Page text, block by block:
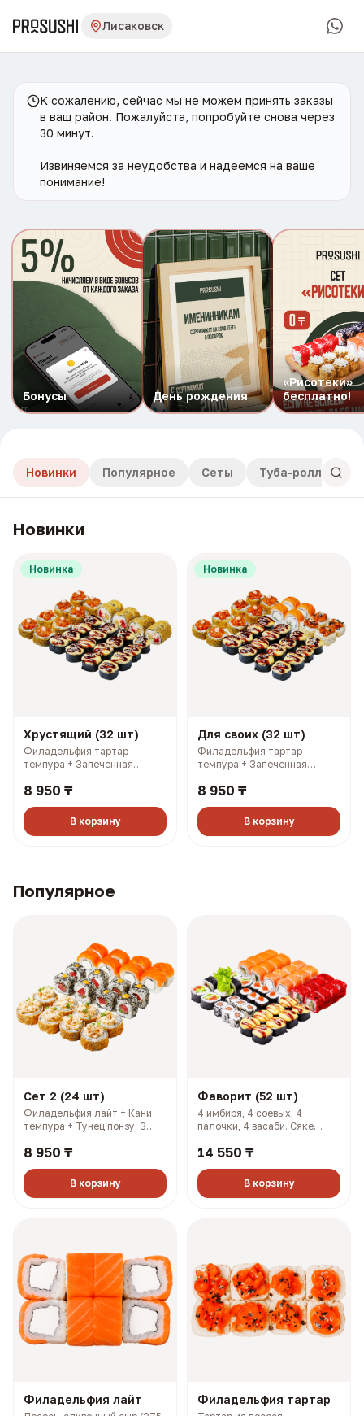
Лисаковск
К сожалению, сейчас мы не можем принять заказы
в ваш район. Пожалуйста, попробуйте снова через
30 минут.
Извиняемся за неудобства и надеемся на ваше
понимание!
Бонусы День рождения
«Рисотеки»
бесплатно!
Новинки Популярное Сеты Туба-роллы
Новинки
Новинка
Хрустящий (32 шт)
Филадельфия тартар
темпура + Запеченная
Самурай темпура + Чикси
8 950 ₸
В корзину
Новинка
Для своих (32 шт)
Филадельфия тартар
темпура + Запеченная
Филадельфия лайт 1/2 +
Чикси хот (1380 гр, 2689
ккал)
8 950 ₸
В корзину
Популярное
Сет 2 (24 шт)
Филадельфия лайт + Кани
темпура + Тунец понзу. 3
3 васаби (927 гр, 2108 ккал)
8 950 ₸
В корзину
Фаворит (52 шт)
4 имбиря, 4 соевых, 4
палочки, 4 васаби. Сяке
Самурай + Нори маки ясай +
+ Чикси хот (1606 гр, 2733
ккал)
14 550 ₸
В корзину
Филадельфия лайт Филадельфия тартар